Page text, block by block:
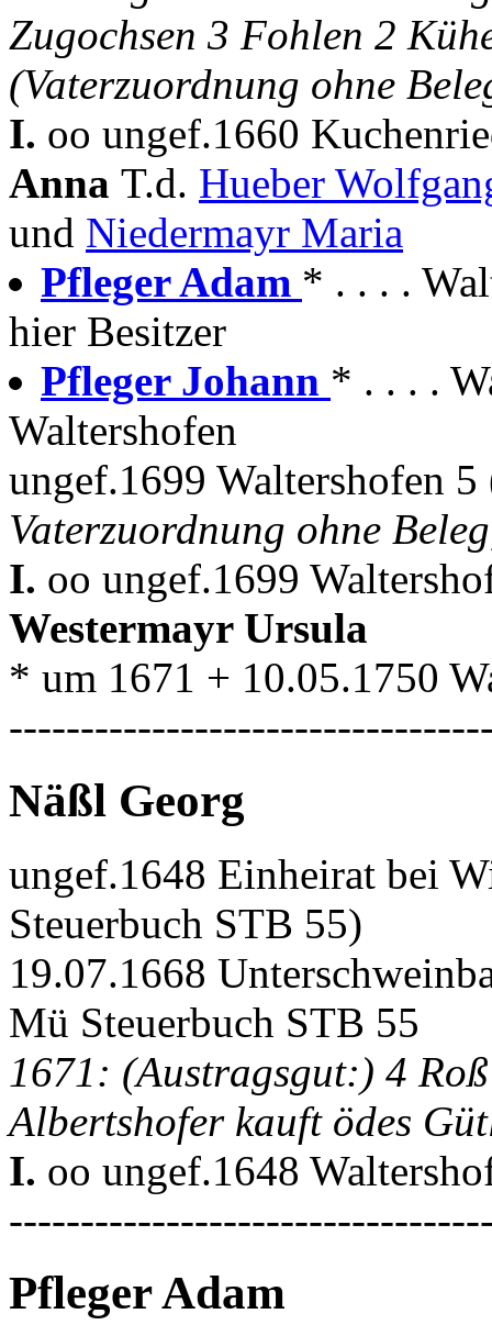
Zugochsen 3 Fohlen 2
(Vaterzuordnung ohne
I. oo ungef.1660
Anna T.d. Hueber
und Niedermayr Maria
Pfleger Adam * . . . .
hier Besitzer
Pfleger Johann * . . . .
Waltershofen
ungef.1699 Waltershofen
Vaterzuordnung ohne
I. oo ungef.1699
Westermayr Ursula
* um 1671 + 10.05.1750
Näßl Georg
ungef.1648 Einheirat bei
Steuerbuch STB 55)
19.07.1668
Mü Steuerbuch STB 55
1671: (Austragsgut:) 4
Albertshofer kauft ödes
I. oo ungef.1648
Pfleger Adam